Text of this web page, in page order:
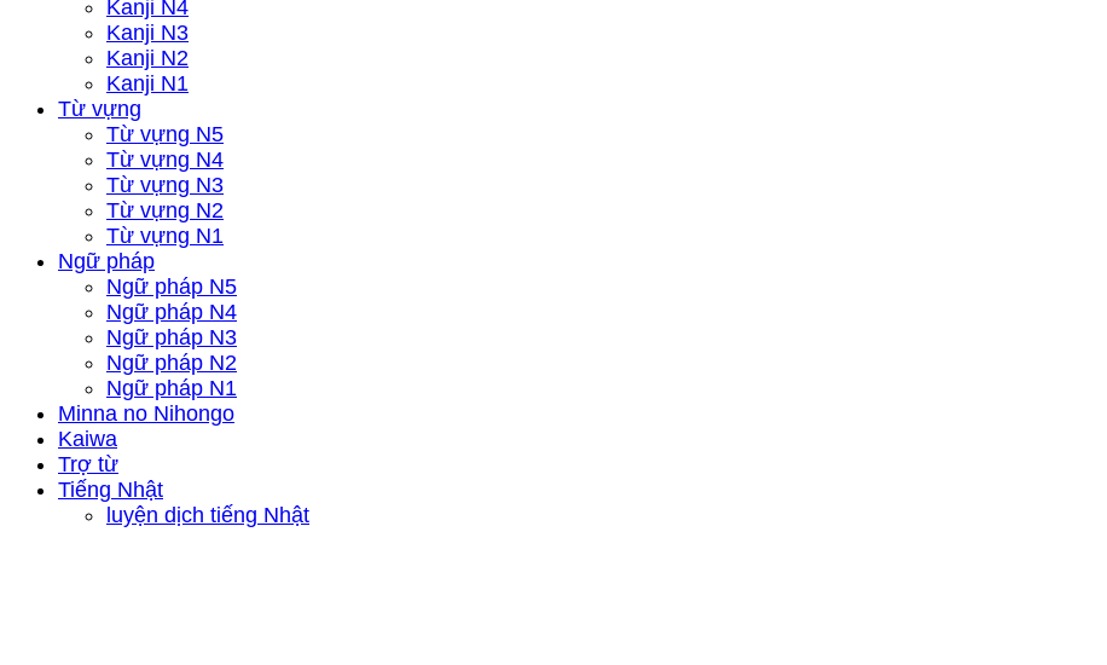
Kanji N4
Kanji N3
Kanji N2
Kanji N1
Từ vựng
Từ vựng N5
Từ vựng N4
Từ vựng N3
Từ vựng N2
Từ vựng N1
Ngữ pháp
Ngữ pháp N5
Ngữ pháp N4
Ngữ pháp N3
Ngữ pháp N2
Ngữ pháp N1
Minna no Nihongo
Kaiwa
Trợ từ
Tiếng Nhật
luyện dịch tiếng Nhật